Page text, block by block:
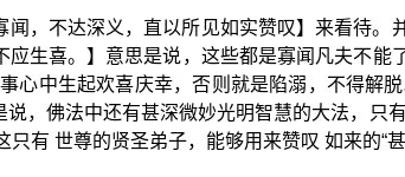
，不达深义，直以所见如实赞叹】来看待。
生喜。】意思是说，这些都是寡闻凡夫不能
心中生起欢喜庆幸，否则就是陷溺，不得解
，佛法中还有甚深微妙光明智慧的大法，只
有 世尊的贤圣弟子，能够用来赞叹 如来的“甚